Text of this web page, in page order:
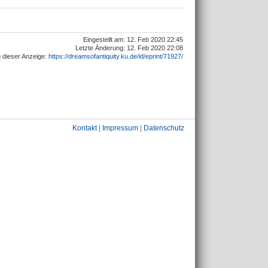
Eingestellt am: 12. Feb 2020 22:45
Letzte Änderung: 12. Feb 2020 22:08
dieser Anzeige: https://dreamsofantiquity.ku.de/id/eprint/71927/
Kontakt| Impressum Datenschutz